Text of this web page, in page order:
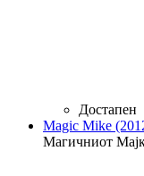
Достапен
Magic Mike
Магичниот